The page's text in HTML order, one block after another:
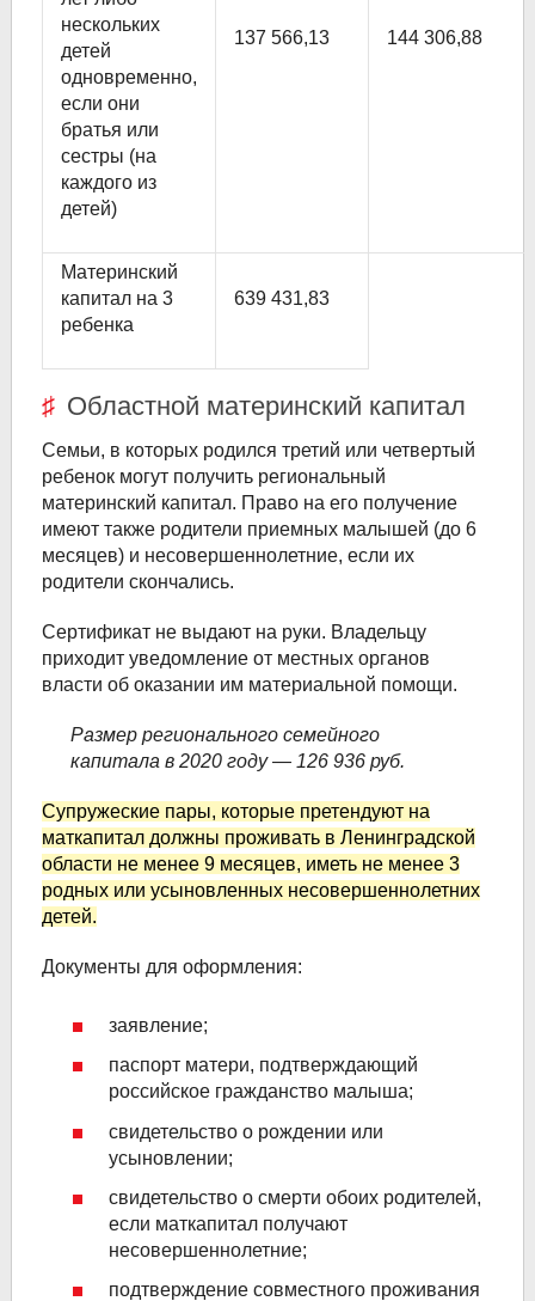
нескольких
детей
одновременно,
если они
братья или
сестры (на
каждого из
детей)
137 566,13 144 306,88
Материнский
капитал на 3
ребенка
639 431,83
Областной материнский капитал
Семьи, в которых родился третий или четвертый
ребенок могут получить региональный
материнский капитал. Право на его получение
имеют также родители приемных малышей (до 6
месяцев) и несовершеннолетние, если их
родители скончались.
Сертификат не выдают на руки. Владельцу
приходит уведомление от местных органов
власти об оказании им материальной помощи.
Размер регионального семейного
капитала в 2020 году — 126 936 руб.
Супружеские пары, которые претендуют на
маткапитал должны проживать в Ленинградской
области не менее 9 месяцев, иметь не менее 3
родных или усыновленных несовершеннолетних
детей.
Документы для оформления:
заявление;
паспорт матери, подтверждающий
российское гражданство малыша;
свидетельство о рождении или
усыновлении;
свидетельство о смерти обоих родителей,
если маткапитал получают
несовершеннолетние;
подтверждение совместного проживания